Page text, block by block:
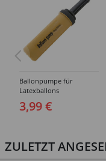
Ballonpumpe für
Latexballons
3,99 €
ZULETZT